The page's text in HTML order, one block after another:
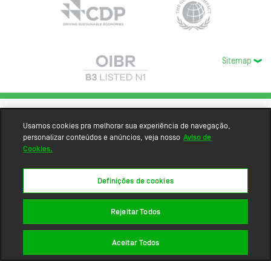
Sitemap
Usamos cookies pra melhorar sua experiência de navegação,
personalizar conteúdos e anúncios, veja nosso Aviso de
Cookies.
Definições de cookies
Rejeitar Todos
Aceitar Todos